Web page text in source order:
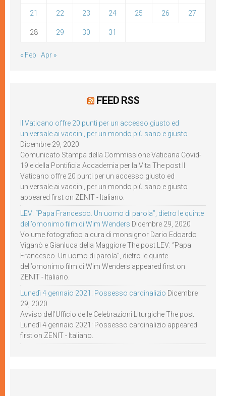
21 22 23 24 25 26 27
28 29 30 31
« Feb Apr »
FEED RSS
Il Vaticano offre 20 punti per un accesso giusto ed
universale ai vaccini, per un mondo più sano e giusto
Dicembre 29, 2020
Comunicato Stampa della Commissione Vaticana Covid-
19 e della Pontificia Accademia per la Vita The post Il
Vaticano offre 20 punti per un accesso giusto ed
universale ai vaccini, per un mondo più sano e giusto
appeared first on ZENIT - Italiano.
LEV: “Papa Francesco. Un uomo di parola”, dietro le quinte
dell’omonimo film di Wim Wenders Dicembre 29, 2020
Volume fotografico a cura di monsignor Dario Edoardo
Viganò e Gianluca della Maggiore The post LEV: “Papa
Francesco. Un uomo di parola”, dietro le quinte
dell’omonimo film di Wim Wenders appeared first on
ZENIT - Italiano.
Lunedì 4 gennaio 2021: Possesso cardinalizio Dicembre
29, 2020
Avviso dell’Ufficio delle Celebrazioni Liturgiche The post
Lunedì 4 gennaio 2021: Possesso cardinalizio appeared
first on ZENIT - Italiano.